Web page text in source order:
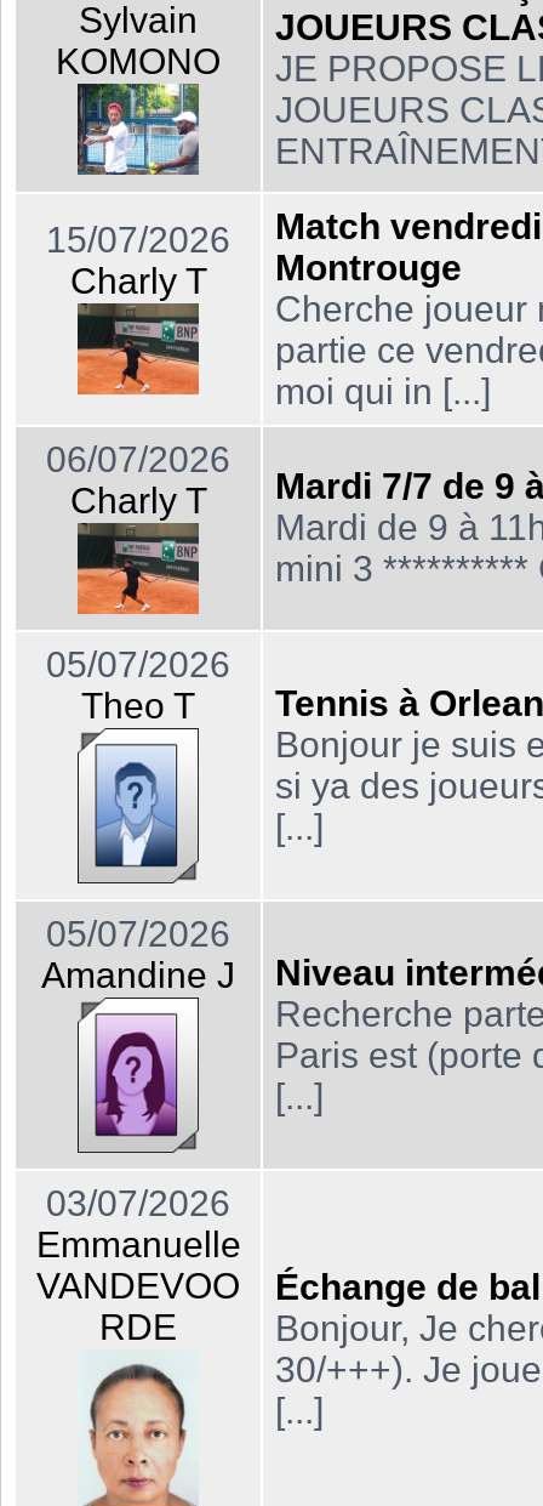
Sylvain
KOMONO
JOUEURS
JE PROPOSE
JOUEURS
15/07/2026
Charly T
Match
Montrouge
Cherche joueur
partie ce
moi qui in [...]
06/07/2026
Charly T
Mardi 7/7 de 9
Mardi de 9 à
mini 3 **********
05/07/2026
Theo T
Tennis à
Bonjour je suis
si ya des
[...]
05/07/2026
Amandine J
Niveau
Recherche
Paris est (porte
[...]
03/07/2026
Emmanuelle
VANDEVOO
RDE
Échange de
Bonjour, Je
30/+++). Je
[...]